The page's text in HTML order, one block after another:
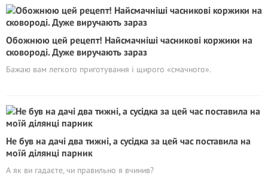
Обожнюю цей рецепт! Найсмачніші часникові коржики на
сковороді. Дуже виручають зараз
Бажаю вам легкого приготування і щирого «смачного».
Не був на дачі два тижні, а сусідка за цей час поставила на
моїй ділянці парник
А як ви гадаєте, чи правильно я вчинив?